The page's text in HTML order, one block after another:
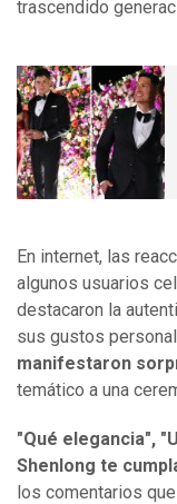
trascendido
En internet, las
algunos usuarios
destacaron la
sus gustos
manifestaron
temático a una
"Qué elegancia",
Shenlong te
los comentarios